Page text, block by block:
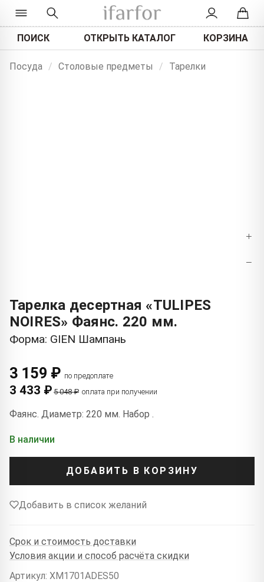
ПОИСК ОТКРЫТЬ КАТАЛОГ КОРЗИНА
Посуда / Столовые предметы / Тарелки
+
−
Тарелка десертная «TULIPES
NOIRES» Фаянс. 220 мм.
Форма: GIEN Шампань
3 159 ₽ по предоплате
3 433 ₽ 5 048 ₽ оплата при получении
Фаянс. Диаметр: 220 мм. Набор .
В наличии
ДОБАВИТЬ В КОРЗИНУ
Добавить в список желаний
Срок и стоимость доставки
Условия акции и способ расчёта скидки
Артикул: XM1701ADES50